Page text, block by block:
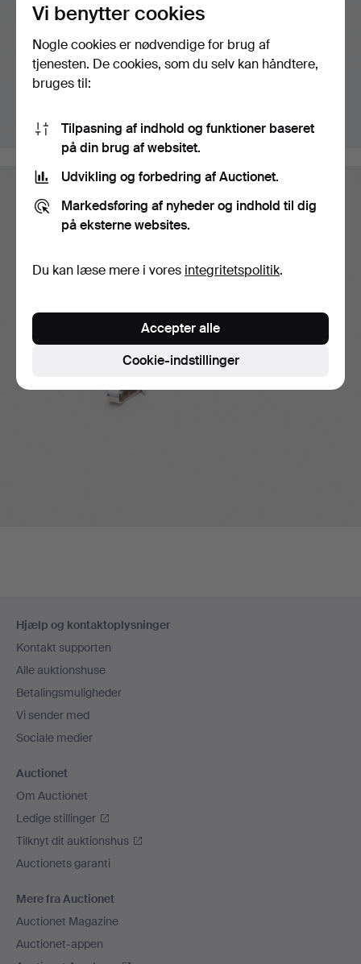
Hjælp og kontaktoplysninger
Kontakt supporten
Alle auktionshuse
Betalingsmuligheder
Vi sender med
Sociale medier
Auctionet
Om Auctionet
Ledige stillinger
Tilknyt dit auktionshus
Auctionets garanti
Mere fra Auctionet
Auctionet Magazine
Auctionet-appen
Vi benytter cookies
Nogle cookies er nødvendige for brug af
tjenesten. De cookies, som du selv kan håndtere,
bruges til:
Tilpasning af indhold og funktioner baseret
på din brug af websitet.
Udvikling og forbedring af Auctionet.
Markedsføring af nyheder og indhold til dig
på eksterne websites.
Du kan læse mere i vores integritetspolitik.
Cookie-indstillinger
Accepter alle